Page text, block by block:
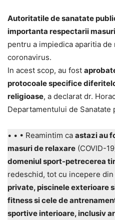
Autoritatile de sanatate
importanta respectarii
pentru a impiedica aparitia
coronavirus.
In acest scop, au fost
protocoale specifice
religioase, a declarat dr.
Departamentului de Sanatate
• • • Reamintim ca astazi au
masuri de relaxare (COVID-
domeniul sport-petrecerea
redeschid, tot cu incepere
private, piscinele exterioare
fitness si cele de
sportive interioare, inclusiv